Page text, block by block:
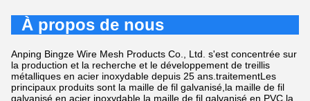
À propos de nous
Anping Bingze Wire Mesh Products Co., Ltd. s'est concentrée sur
la production et la recherche et le développement de treillis
métalliques en acier inoxydable depuis 25 ans.traitementLes
principaux produits sont la maille de fil galvanisé,la maille de fil
galvanisé en acier inoxydable,la maille de fil galvanisé en PVC,la